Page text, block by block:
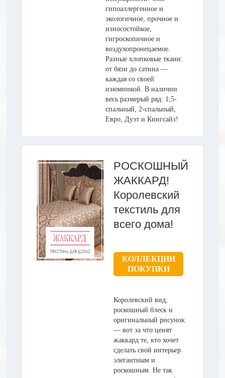
гипоаллергенное и
экологичное, прочное и
износостойкое,
гигроскопичное и
воздухопронецаемое.
Разные хлопковые ткани:
от бязи до сатина —
каждая со своей
изюминкой. В наличии
весь размерый ряд: 1,5-
спальный, 2-спальный,
Евро, Дуэт и Кингсайз!
РОСКОШНЫЙ
ЖАККАРД!
Королевский
текстиль для
всего дома!
КОЛЛЕКЦИИ
ПОКУПКИ
Королевский вид,
роскошный блеск и
оригинальный рисунок
— вот за что ценят
жаккард те, кто хочет
сделать свой интерьер
элегантным и
роскошным. Не так